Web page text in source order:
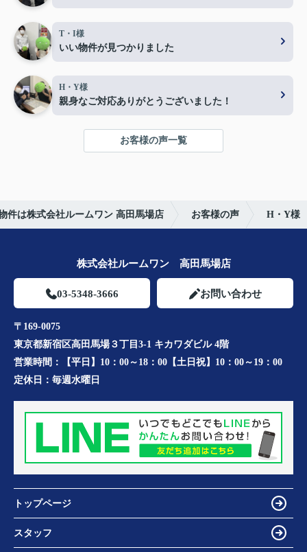
T・I様
いい物件が見つかりました
H・Y様
親身なご対応ありがとうございました！
お客様の声一覧
件は株式会社ルームワン 高田馬場店 お客様の声 H・Y様
株式会社ルームワン 高田馬場店
03-5348-3666 お問い合わせ
〒169-0075
東京都新宿区高田馬場３丁目3-1 キカワダビル 4階
営業時間：
【平日】10：00～18：00【土日祝】10：00～19：00
定休日： 毎週水曜日
トップページ
スタッフ